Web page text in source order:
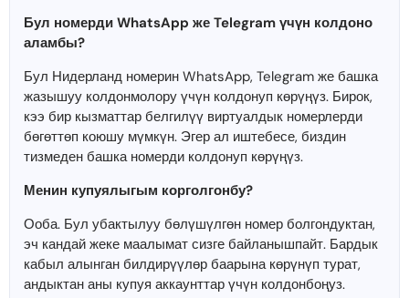
Бул номерди WhatsApp же Telegram үчүн колдоно
аламбы?
Бул Нидерланд номерин WhatsApp, Telegram же башка
жазышуу колдонмолору үчүн колдонуп көрүңүз. Бирок,
кээ бир кызматтар белгилүү виртуалдык номерлерди
бөгөттөп коюшу мүмкүн. Эгер ал иштебесе, биздин
тизмеден башка номерди колдонуп көрүңүз.
Менин купуялыгым корголгонбу?
Ооба. Бул убактылуу бөлүшүлгөн номер болгондуктан,
эч кандай жеке маалымат сизге байланышпайт. Бардык
кабыл алынган билдирүүлөр баарына көрүнүп турат,
андыктан аны купуя аккаунттар үчүн колдонбоңуз.